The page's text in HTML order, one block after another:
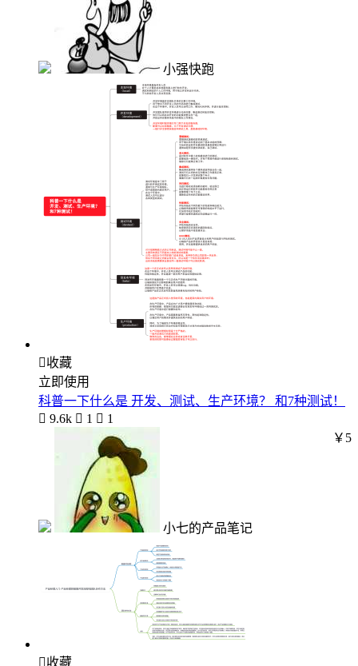
小强快跑
收藏
立即使用
科普一下什么是 开发、测试、生产环境？ 和7种测试！
 9.6k  1  1
小七的产品笔记
￥5
收藏